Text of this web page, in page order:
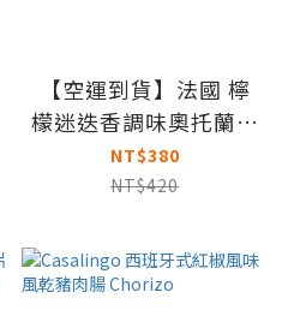
【空運到貨】法國 檸
檬迷迭香調味奧托蘭起
司
NT$380
NT$420